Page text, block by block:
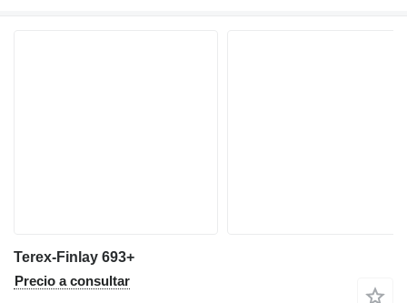
Terex-Finlay 693+
Precio a consultar